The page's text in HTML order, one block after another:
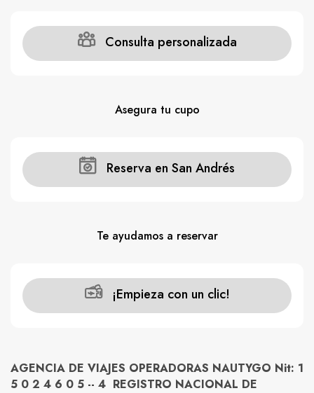
Consulta personalizada
Asegura tu cupo
Reserva en San Andrés
Te ayudamos a reservar
¡Empieza con un clic!
AGENCIA DE VIAJES OPERADORAS NAUTYGO Nit: 1
5 0 2 4 6 0 5 -- 4 REGISTRO NACIONAL DE